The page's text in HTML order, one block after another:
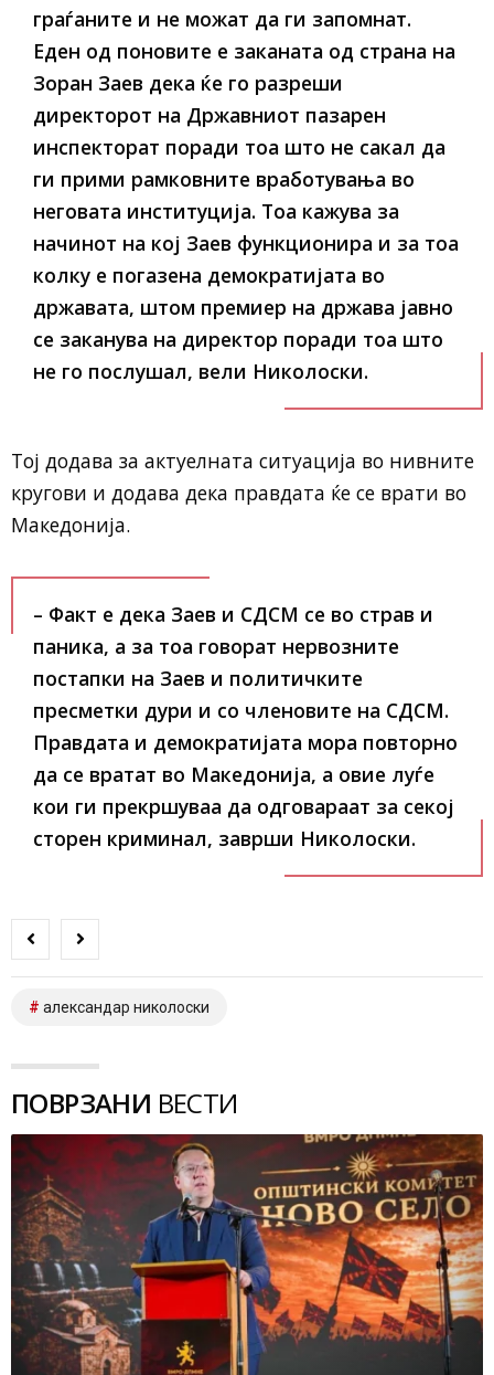
граѓаните и не можат да ги запомнат.
Еден од поновите е заканата од страна на
Зоран Заев дека ќе го разреши
директорот на Државниот пазарен
инспекторат поради тоа што не сакал да
ги прими рамковните вработувања во
неговата институција. Тоа кажува за
начинот на кој Заев функционира и за тоа
колку е погазена демократијата во
државата, штом премиер на држава јавно
се заканува на директор поради тоа што
не го послушал, вели Николоски.
Тој додава за актуелната ситуација во нивните
кругови и додава дека правдата ќе се врати во
Македонија.
– Факт е дека Заев и СДСМ се во страв и
паника, а за тоа говорат нервозните
постапки на Заев и политичките
пресметки дури и со членовите на СДСМ.
Правдата и демократијата мора повторно
да се вратат во Македонија, а овие луѓе
кои ги прекршуваа да одговараат за секој
сторен криминал, заврши Николоски.
александар николоски
ПОВРЗАНИ ВЕСТИ